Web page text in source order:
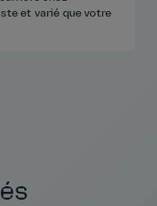
et varié que votre